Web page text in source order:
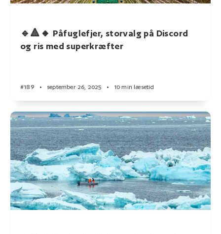
🔹🔺🔸 Påfuglefjer, storvalg på Discord
og ris med superkræfter
#189 • september 26, 2025 • 10 min læsetid